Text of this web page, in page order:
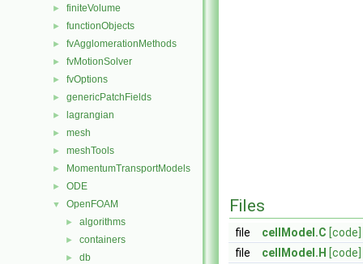
► finiteVolume
► functionObjects
► fvAgglomerationMethods
► fvMotionSolver
► fvOptions
► genericPatchFields
► lagrangian
► mesh
► meshTools
► MomentumTransportModels
► ODE
▼ OpenFOAM
► algorithms
► containers
► db
Files
file cellModel.C [code]
file
cellModel.H [code]